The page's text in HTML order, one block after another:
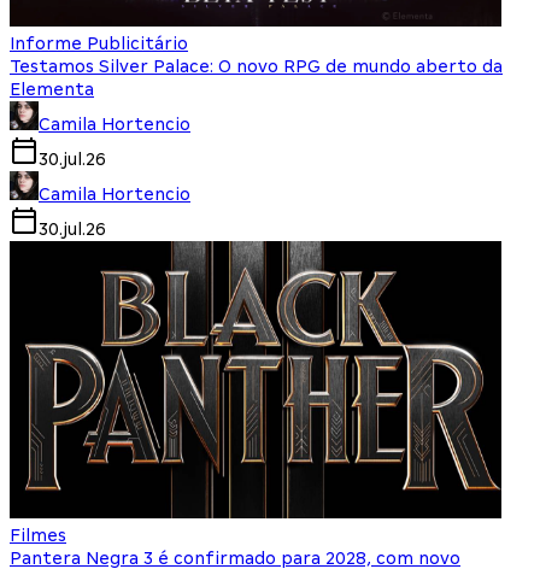
Informe Publicitário
Testamos Silver Palace: O novo RPG de mundo aberto da
Elementa
Camila Hortencio
30.jul.26
Camila Hortencio
30.jul.26
Filmes
Pantera Negra 3 é confirmado para 2028, com novo